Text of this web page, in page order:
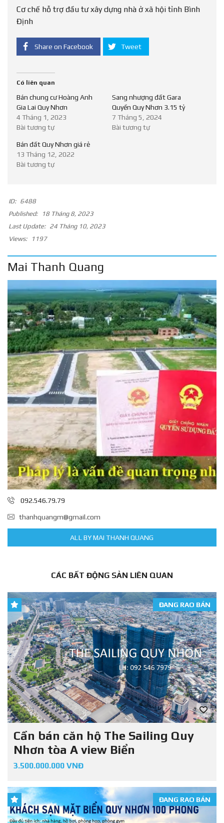
Cơ chế hỗ trợ đầu tư xây dựng nhà ở xã hội tỉnh Bình
Định
Share on Facebook Tweet
Có liên quan
Bán chung cư Hoàng Anh
Gia Lai Quy Nhơn
4 Tháng 1, 2023
Bài tương tự
Sang nhượng đất Gara
Quyền Quy Nhơn 3.15 tỷ
7 Tháng 5, 2024
Bài tương tự
Bán đất Quy Nhơn giá rẻ
13 Tháng 12, 2022
Bài tương tự
ID: 6488
Published:
18 Tháng 8, 2023
Last Update: 24 Tháng 10, 2023
Views:
1197
Mai Thanh Quang
092.546.79.79
thanhquangm@gmail.com
ALL BY MAI THANH QUANG
CÁC BẤT ĐỘNG SẢN LIÊN QUAN
ĐANG RAO BÁN
Cần bán căn hộ The Sailing Quy
Nhơn tòa A view Biển
3.500.000.000 VNĐ
ĐANG RAO BÁN